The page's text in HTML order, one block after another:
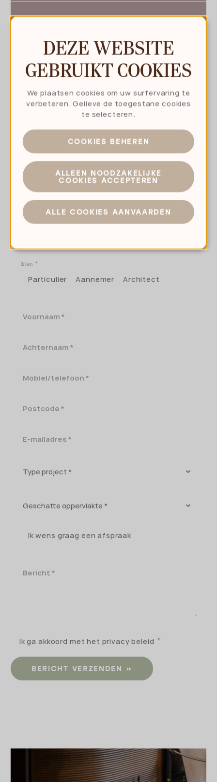
NEEM CONTACT OF
MAAK EEN AFSPRAAK
Ik ben
Particulier Aannemer Architect
Voornaam
Achternaam
Mobiel/telefoon
Postcode
E-
Type
project
Geschatte
Ik wens graag een afspraak
Bericht
Ik ga akkoord met het privacy beleid
BERICHT VERZENDEN
DEZE WEBSITE
GEBRUIKT COOKIES
We plaatsen cookies om uw surfervaring te
verbeteren. Gelieve de toegestane cookies
te selecteren.
COOKIES BEHEREN
ALLEEN NOODZAKELIJKE
COOKIES ACCEPTEREN
ALLE COOKIES AANVAARDEN